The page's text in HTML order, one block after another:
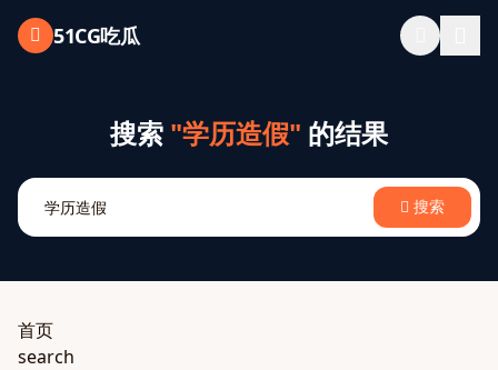
跳过导航
51CG吃瓜
搜索 "学历造假" 的结果
搜索
首页
search